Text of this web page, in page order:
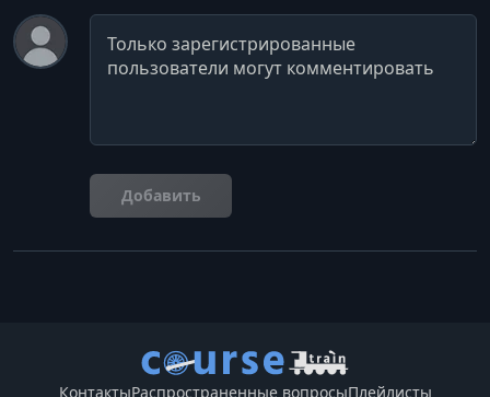
Комментарий
Добавить
КонтактыРаспространенные вопросыПлейлисты